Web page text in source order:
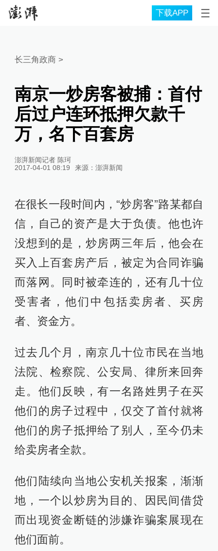
下载APP
长三角政商 >
南京一炒房客被捕：首付
后过户连环抵押欠款千
万，名下百套房
澎湃新闻记者 陈珂
2017-04-01 08:19
来源： 澎湃新闻
在很长一段时间内，“炒房客”路某都自
信，自己的资产是大于负债。他也许
没想到的是，炒房两三年后，他会在
买入上百套房产后，被定为合同诈骗
而落网。同时被牵连的，还有几十位
受害者，他们中包括卖房者、买房
者、资金方。
过去几个月，南京几十位市民在当地
法院、检察院、公安局、律所来回奔
走。他们反映，有一名路姓男子在买
他们的房子过程中，仅交了首付就将
他们的房子抵押给了别人，至今仍未
给卖房者全款。
他们陆续向当地公安机关报案，渐渐
地，一个以炒房为目的、因民间借贷
而出现资金断链的涉嫌诈骗案展现在
他们面前。